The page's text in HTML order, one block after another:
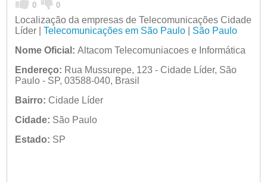
0 0
Localização da empresas de Telecomunicações Cidade
Líder | Telecomunicações em São Paulo| São Paulo
Nome Oficial: Altacom Telecomuniacoes e Informática
Endereço: Rua Mussurepe, 123 - Cidade Líder, São
Paulo - SP, 03588-040, Brasil
Bairro: Cidade Líder
Cidade: São Paulo
Estado: SP